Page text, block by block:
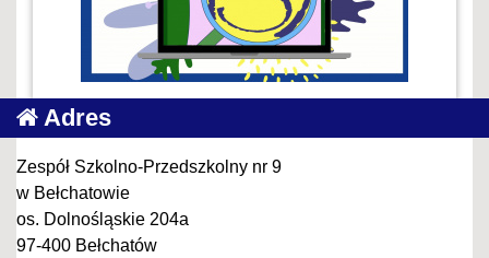
Adres
Zespół Szkolno-Przedszkolny nr 9
w Bełchatowie
os. Dolnośląskie 204a
97-400 Bełchatów